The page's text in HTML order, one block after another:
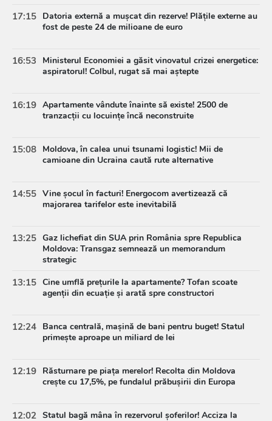
17:15 Datoria externă a mușcat din rezerve! Plățile externe au
fost de peste 24 de milioane de euro
16:53
Ministerul Economiei a găsit vinovatul crizei energetice:
aspiratorul! Colbul, rugat să mai aștepte
16:19 Apartamente vândute înainte să existe! 2500 de
tranzacții cu locuințe încă neconstruite
15:08 Moldova, în calea unui tsunami logistic! Mii de
camioane din Ucraina caută rute alternative
14:55 Vine șocul în facturi! Energocom avertizează că
majorarea tarifelor este inevitabilă
13:25 Gaz lichefiat din SUA prin România spre Republica
Moldova: Transgaz semnează un memorandum
strategic
13:15 Cine umflă prețurile la apartamente? Tofan scoate
agenții din ecuație și arată spre constructori
12:24 Banca centrală, mașină de bani pentru buget! Statul
primește aproape un miliard de lei
12:19 Răsturnare pe piața merelor! Recolta din Moldova
crește cu 17,5%, pe fundalul prăbușirii din Europa
12:02 Statul bagă mâna în rezervorul șoferilor! Acciza la